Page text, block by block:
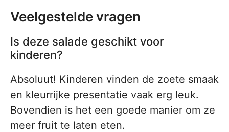
Veelgestelde vragen
Is deze salade geschikt voor
kinderen?
Absoluut! Kinderen vinden de zoete smaak
en kleurrijke presentatie vaak erg leuk.
Bovendien is het een goede manier om ze
meer fruit te laten eten.